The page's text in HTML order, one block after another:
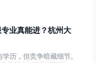
业真能进？杭州大
历，但竞争暗藏细节。